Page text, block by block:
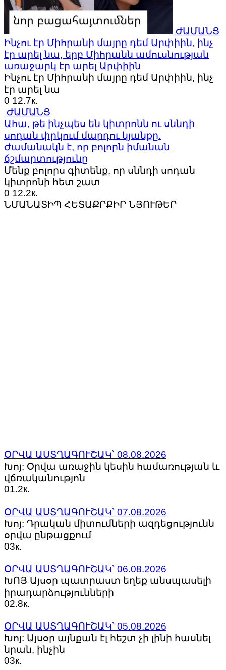
ԺԱՄԱՆՑ
Ինչու էր Միհրանի մայրը դեմ Արփիին, ինչ
էր արել նա, երբ Միհրանն ամուսնության
առաջարկ էր արել Արփիին
Ինչու էր Միհրանի մայրը դեմ Արփիին, ինչ
էր արել նա
0 12.7к.
ԺԱՄԱՆՑ
Ահա, թե ինչպես են կիտրոնն ու սննդի
սոդան փրկում մարդու կյանքը.
Ժամանակն է, որ բոլորն իմանան
ճշմարտությունը
Մենք բոլորս գիտենք, որ սննդի սոդան
կիտրոնի հետ շատ
0 12.2к.
ՆՄԱՆԱՏԻՊ ՀԵՏԱՔՐՔԻՐ ՆՅՈՒԹԵՐ
ՕՐՎԱ ԱՍՏՂԱԳՈՒՇԱԿ՝ 08.08.2026
Խոյ: Օրվա առաջին կեսին համառության և
վճռականությոն
01.2к.
ՕՐՎԱ ԱՍՏՂԱԳՈՒՇԱԿ՝ 07.08.2026
Խոյ: Դրական միտումների ազդեցությունն
օրվա ընթացքում
03к.
ՕՐՎԱ ԱՍՏՂԱԳՈՒՇԱԿ՝ 06.08.2026
ԽՈՅ Այսօր պատրաստ եղեք անսպասելի
իրադարձությունների
02.8к.
ՕՐՎԱ ԱՍՏՂԱԳՈՒՇԱԿ՝ 05.08.2026
Խոյ: Այսօր այնքան էլ հեշտ չի լինի հասնել
նրան, ինչին
03к.